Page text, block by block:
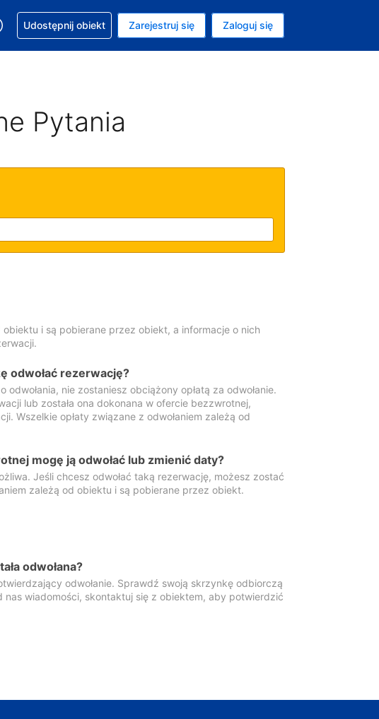
waluta to Dolar amerykański
Wybrany język to Polski
Uzyskaj pomoc w sprawie rezerwacji
Udostępnij obiekt Zarejestruj się Zaloguj się
Pytania
i są pobierane przez obiekt, a informacje o nich
odwołać rezerwację?
nie zostaniesz obciążony opłatą za odwołanie.
lub została ona dokonana w ofercie bezzwrotnej,
Wszelkie opłaty związane z odwołaniem zależą od
mogę ją odwołać lub zmienić daty?
Jeśli chcesz odwołać taką rezerwację, możesz zostać
zależą od obiektu i są pobierane przez obiekt.
odwołana?
odwołanie. Sprawdź swoją skrzynkę odbiorczą
wiadomości, skontaktuj się z obiektem, aby potwierdzić